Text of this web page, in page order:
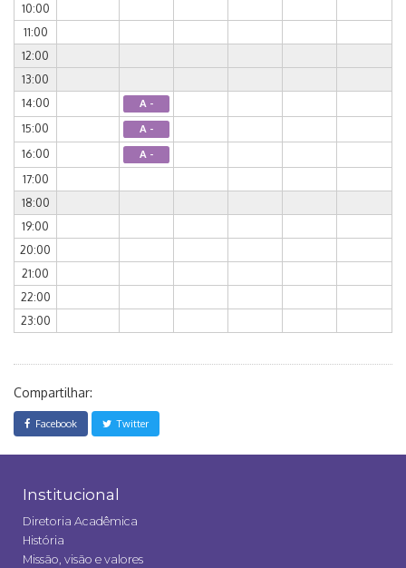
10:00
11:00
12:00
13:00
14:00
A -
15:00 A -
16:00 A -
17:00
18:00
19:00
20:00
21:00
22:00
23:00
Compartilhar:
Facebook Twitter
Institucional
Diretoria Acadêmica
História
Missão, visão e valores